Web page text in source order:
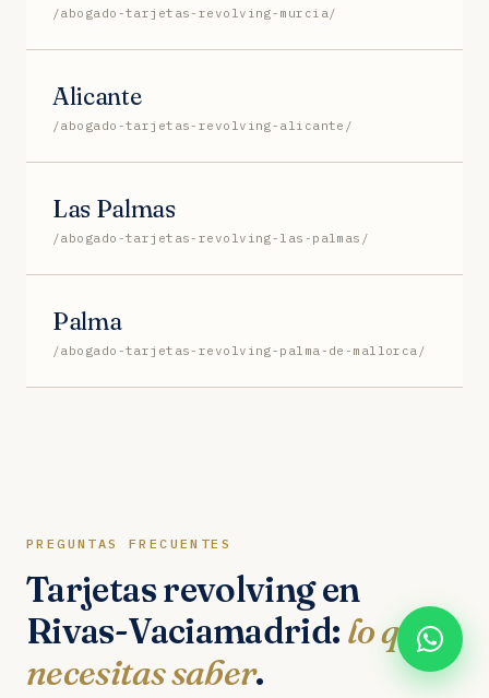
/abogado-tarjetas-revolving-murcia/
Alicante
/abogado-tarjetas-revolving-alicante/
Las Palmas
/abogado-tarjetas-revolving-las-palmas/
Palma
/abogado-tarjetas-revolving-palma-de-mallorca/
PREGUNTAS FRECUENTES
Tarjetas revolving en
Rivas-Vaciamadrid: lo que
necesitas saber.